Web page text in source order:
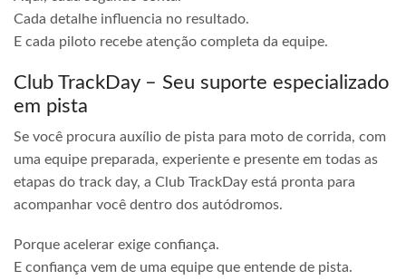
Cada detalhe influencia no resultado.
E cada piloto recebe atenção completa da equipe.
Club TrackDay – Seu suporte especializado
em pista
Se você procura auxílio de pista para moto de corrida, com
uma equipe preparada, experiente e presente em todas as
etapas do track day, a Club TrackDay está pronta para
acompanhar você dentro dos autódromos.
Porque acelerar exige confiança.
E confiança vem de uma equipe que entende de pista.